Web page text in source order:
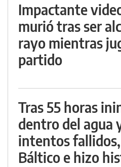
Impactante
murió tras ser
rayo mientras
partido
Tras 55 horas
dentro del agua
intentos
Báltico e hizo